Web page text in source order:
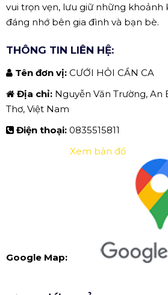
vui trọn vẹn, lưu giữ những khoảnh
đáng nhớ bên gia đình và bạn bè.
THÔNG TIN LIÊN HỆ:
Tên đơn vị: CƯỚI HỎI CẦN CA
Địa chỉ: Nguyễn Văn Trường, An
Thơ, Việt Nam
Điện thoại: 0835515811
Google Map:
Xem bản đồ